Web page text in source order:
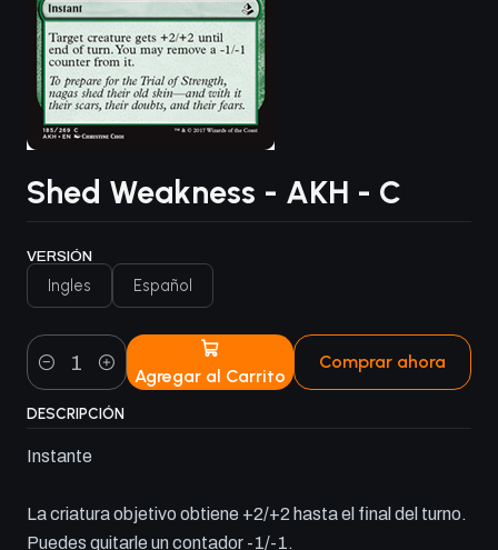
Shed Weakness - AKH - C
VERSIÓN
Ingles Español
Cantidad Agregar al Carrito
Comprar ahora
DESCRIPCIÓN
Instante
La criatura objetivo obtiene +2/+2 hasta el final del turno.
Puedes quitarle un contador -1/-1.